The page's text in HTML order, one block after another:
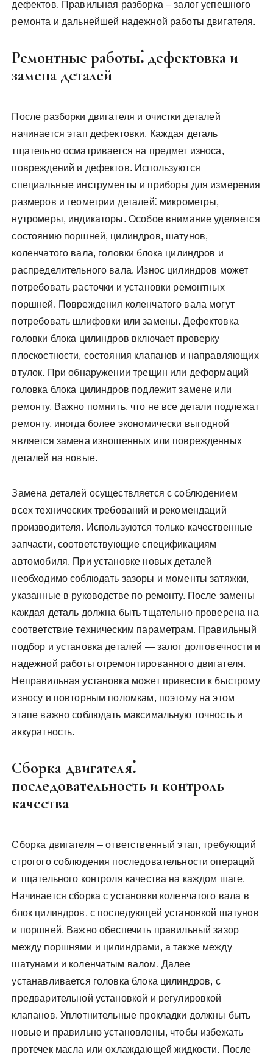
дефектов. Правильная разборка – залог успешного
ремонта и дальнейшей надежной работы двигателя.
Ремонтные работы⁚ дефектовка и
замена деталей
После разборки двигателя и очистки деталей
начинается этап дефектовки. Каждая деталь
тщательно осматривается на предмет износа,
повреждений и дефектов. Используются
специальные инструменты и приборы для измерения
размеров и геометрии деталей⁚ микрометры,
нутромеры, индикаторы. Особое внимание уделяется
состоянию поршней, цилиндров, шатунов,
коленчатого вала, головки блока цилиндров и
распределительного вала. Износ цилиндров может
потребовать расточки и установки ремонтных
поршней. Повреждения коленчатого вала могут
потребовать шлифовки или замены. Дефектовка
головки блока цилиндров включает проверку
плоскостности, состояния клапанов и направляющих
втулок. При обнаружении трещин или деформаций
головка блока цилиндров подлежит замене или
ремонту. Важно помнить, что не все детали подлежат
ремонту, иногда более экономически выгодной
является замена изношенных или поврежденных
деталей на новые.
Замена деталей осуществляется с соблюдением
всех технических требований и рекомендаций
производителя. Используются только качественные
запчасти, соответствующие спецификациям
автомобиля. При установке новых деталей
необходимо соблюдать зазоры и моменты затяжки,
указанные в руководстве по ремонту. После замены
каждая деталь должна быть тщательно проверена на
соответствие техническим параметрам. Правильный
подбор и установка деталей — залог долговечности и
надежной работы отремонтированного двигателя.
Неправильная установка может привести к быстрому
износу и повторным поломкам, поэтому на этом
этапе важно соблюдать максимальную точность и
аккуратность.
Сборка двигателя⁚
последовательность и контроль
качества
Сборка двигателя – ответственный этап, требующий
строгого соблюдения последовательности операций
и тщательного контроля качества на каждом шаге.
Начинается сборка с установки коленчатого вала в
блок цилиндров, с последующей установкой шатунов
и поршней. Важно обеспечить правильный зазор
между поршнями и цилиндрами, а также между
шатунами и коленчатым валом. Далее
устанавливается головка блока цилиндров, с
предварительной установкой и регулировкой
клапанов. Уплотнительные прокладки должны быть
новые и правильно установлены, чтобы избежать
протечек масла или охлаждающей жидкости. После